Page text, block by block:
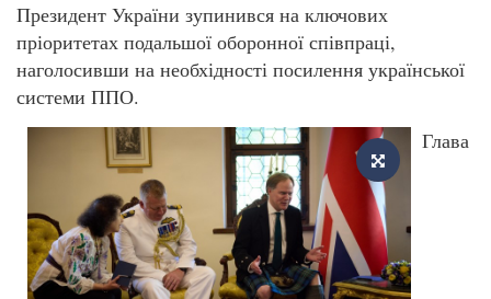
Президент України зупинився на ключових
пріоритетах подальшої оборонної співпраці,
наголосивши на необхідності посилення української
системи ППО.
Глава